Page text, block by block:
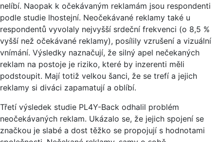
nelíbí. Naopak k očekávaným reklamám jsou respondenti
podle studie lhostejní. Neočekávané reklamy také u
respondentů vyvolaly nejvyšší srdeční frekvenci (o 8,5 %
vyšší než očekávané reklamy), posílily vzrušení a vizuální
vnímání. Výsledky naznačují, že silný apel nečekaných
reklam na postoje je riziko, které by inzerenti měli
podstoupit. Mají totiž velkou šanci, že se trefí a jejich
reklamy si diváci zapamatují a oblíbí.
Třetí výsledek studie PL4Y-Back odhalil problém
neočekávaných reklam. Ukázalo se, že jejich spojení se
značkou je slabé a dost těžko se propojují s hodnotami